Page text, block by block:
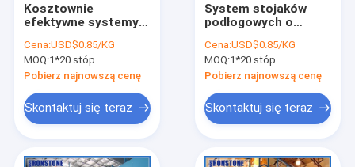
Kosztownie
efektywne systemy
Cena:USD$0.85/KG
MOQ:1*20 stóp
Pobierz najnowszą cenę
Skontaktuj się teraz
System stojaków
podłogowych o
wykorzystaniu
Cena:USD$0.85/KG
MOQ:1*20 stóp
Pobierz najnowszą cenę
Skontaktuj się teraz